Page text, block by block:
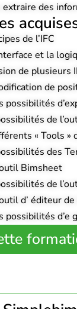
des
de l’IFC
et la
de plusieurs
de
possibilités
de
« Tools »
des
Bimsheet
de
d’ éditeur
possibilités d’e